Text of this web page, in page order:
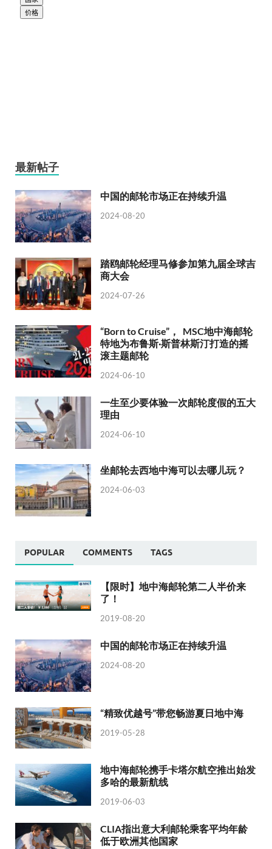
最新帖子
中国的邮轮市场正在持续升温
2024-08-20
踏鸥邮轮经理马修参加第九届全球吉
商大会
2024-07-26
“Born to Cruise”， MSC地中海邮轮
特地为布鲁斯·斯普林斯汀打造的摇
滚主题邮轮
2024-06-10
一生至少要体验一次邮轮度假的五大
理由
2024-06-10
坐邮轮去西地中海可以去哪儿玩？
2024-06-03
POPULAR COMMENTS TAGS
【限时】地中海邮轮第二人半价来
了！
2019-08-20
中国的邮轮市场正在持续升温
2024-08-20
“精致优越号”带您畅游夏日地中海
2019-05-28
地中海邮轮携手卡塔尔航空推出始发
多哈的最新航线
2019-06-03
CLIA指出意大利邮轮乘客平均年龄
低于欧洲其他国家